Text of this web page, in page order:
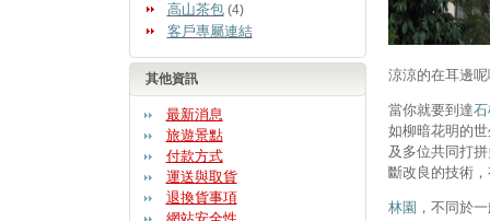
高山茶包(4)
客戶專屬連結
其他資訊
最新消息
旅遊景點
付款方式
運送與取貨
退換貨事項
涼涼的在耳邊
當你就要到達
如柳暗花明的
及多位共同打
斷改良的技術
林園 ，不同於